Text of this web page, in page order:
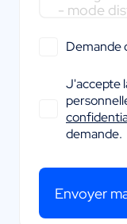
Demande
J'accepte
demande.
Envoyer